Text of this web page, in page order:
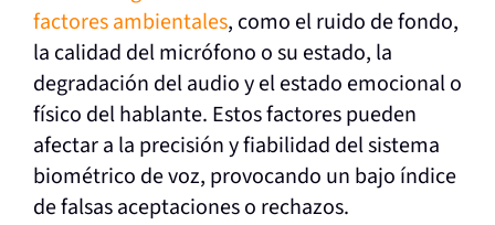
factores ambientales, como el ruido de fondo,
la calidad del micrófono o su estado, la
degradación del audio y el estado emocional o
físico del hablante. Estos factores pueden
afectar a la precisión y fiabilidad del sistema
biométrico de voz, provocando un bajo índice
de falsas aceptaciones o rechazos.